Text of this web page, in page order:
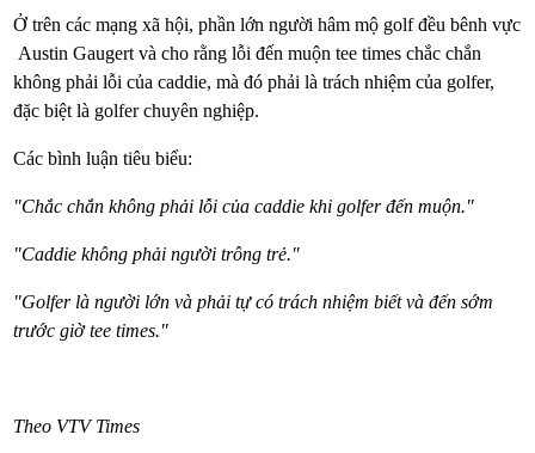
Ở trên các mạng xã hội, phần lớn người hâm mộ golf đều bênh vực
Austin Gaugert và cho rằng lỗi đến muộn tee times chắc chắn
không phải lỗi của caddie, mà đó phải là trách nhiệm của golfer,
đặc biệt là golfer chuyên nghiệp.
Các bình luận tiêu biểu:
"Chắc chắn không phải lỗi của caddie khi golfer đến muộn."
"Caddie không phải người trông trẻ."
"Golfer là người lớn và phải tự có trách nhiệm biết và đến sớm
trước giờ tee times."
Theo VTV Times